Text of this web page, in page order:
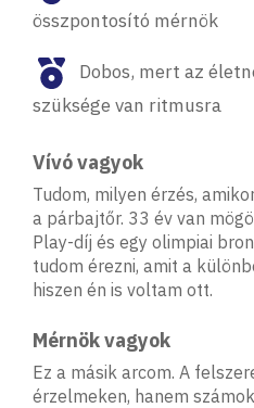
összpontosító mérnök
Dobos, mert az
szüksége van ritmusra
Vívó vagyok
Tudom, milyen érzés,
a párbajtőr. 33 év van
Play-díj és egy olimpiai
tudom érezni, amit a
hiszen én is voltam ott.
Mérnök vagyok
Ez a másik arcom. A
érzelmeken, hanem